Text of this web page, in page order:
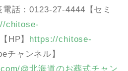
電話：0123-27-4444【セミ
chitose-
【HP】 https://chitose-
チャンネル】
@北海道のお葬式チャン